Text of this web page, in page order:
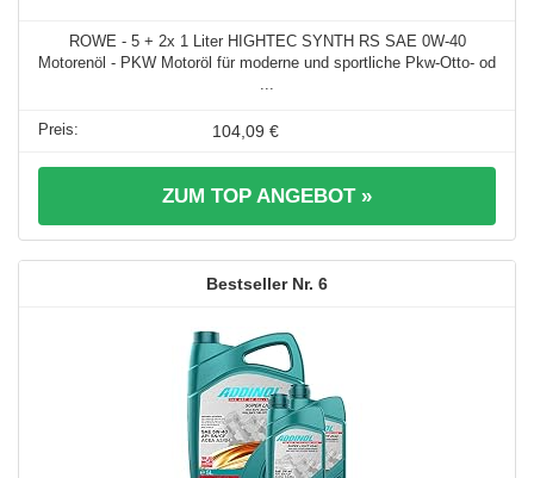
ROWE - 5 + 2x 1 Liter HIGHTEC SYNTH RS SAE 0W-40
Motorenöl - PKW Motoröl für moderne und sportliche Pkw-Otto- od
104,09 €
ZUM TOP ANGEBOT »
6